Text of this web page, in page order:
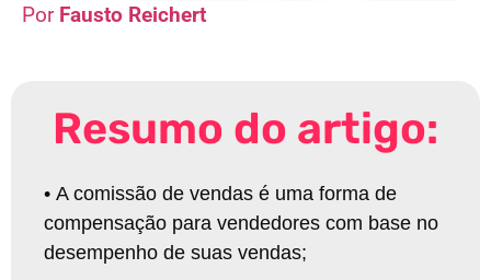
Fausto Reichert
Resumo do artigo:
• A comissão de vendas é uma forma de
compensação para vendedores com base no
desempenho de suas vendas;